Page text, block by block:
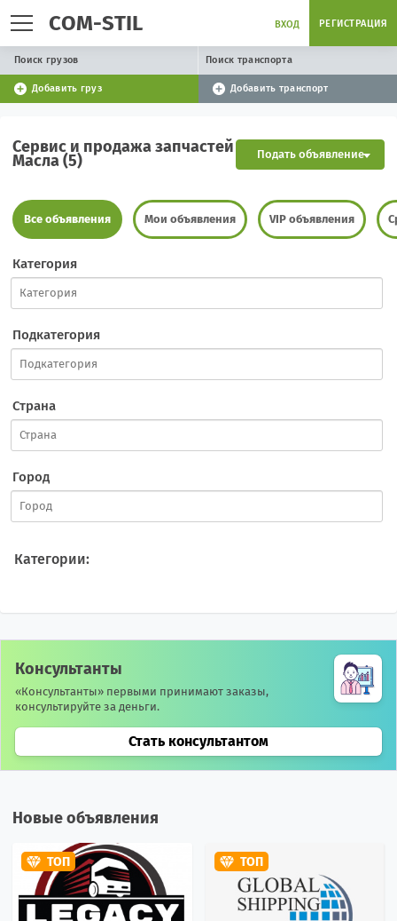
COM-STIL ВХОД РЕГИСТРАЦИЯ
Поиск грузов Поиск транспорта
Добавить груз Добавить транспорт
Сервис и продажа запчастей
Масла (5) Подать объявление
Все объявления Мои объявления VIP объявления
Категория
Подкатегория
Страна
Город
Категории:
Консультанты
«Консультанты» первыми принимают заказы,
консультируйте за деньги.
Стать консультантом
Новые объявления
ТОП ТОП